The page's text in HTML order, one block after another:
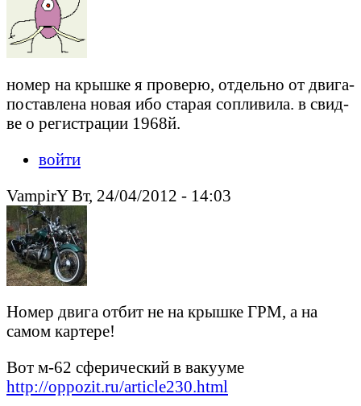
номер на крышке я проверю, отдельно от двига-
поставлена новая ибо старая сопливила. в свид-
ве о регистрации 1968й.
войти
VampirY Вт, 24/04/2012 - 14:03
Номер двига отбит не на крышке ГРМ, а на
самом картере!
Вот м-62 сферический в вакууме
http://oppozit.ru/article230.html